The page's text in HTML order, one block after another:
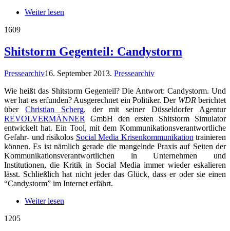
Weiter lesen
1609
Shitstorm Gegenteil: Candystorm
Pressearchiv16. September 2013. Pressearchiv
Wie heißt das Shitstorm Gegenteil? Die Antwort: Candystorm. Und
wer hat es erfunden? Ausgerechnet ein Politiker. Der WDRberichtet
über Christian Scherg, der mit seiner Düsseldorfer Agentur
REVOLVERMÄNNER
GmbH den ersten Shitstorm Simulator
entwickelt hat. Ein Tool, mit dem Kommunikationsverantwortliche
Gefahr- und risikolos Social Media Krisenkommunikation trainieren
können. Es ist nämlich gerade die mangelnde Praxis auf Seiten der
Kommunikationsverantwortlichen in Unternehmen und
Institutionen, die Kritik in Social Media immer wieder eskalieren
lässt. Schließlich hat nicht jeder das Glück, dass er oder sie einen
“Candystorm” im Internet erfährt.
Weiter lesen
1205